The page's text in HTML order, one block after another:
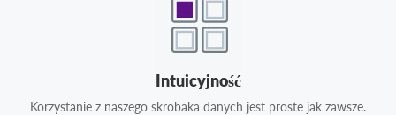
Intuicyjność
Korzystanie z naszego skrobaka danych jest proste jak zawsze.